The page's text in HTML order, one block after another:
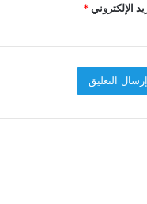
الإلكتروني*